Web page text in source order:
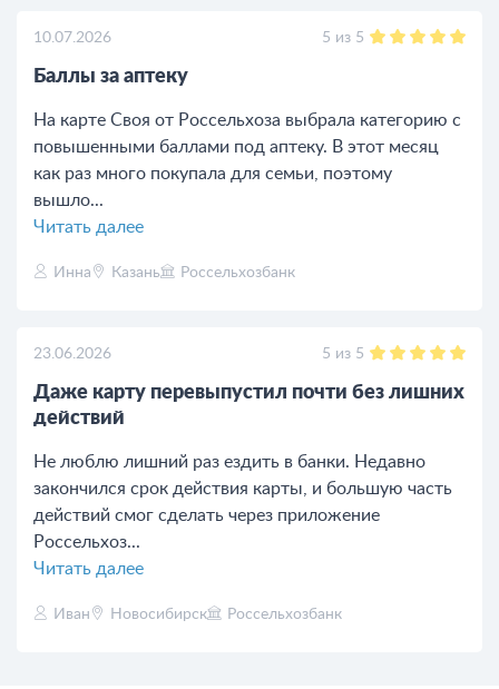
10.07.2026 5 из 5
Баллы за аптеку
На карте Своя от Россельхоза выбрала категорию с
повышенными баллами под аптеку. В этот месяц
как раз много покупала для семьи, поэтому
вышло...
Читать далее
Инна Казань Россельхозбанк
23.06.2026 5 из 5
Даже карту перевыпустил почти без лишних
действий
Не люблю лишний раз ездить в банки. Недавно
закончился срок действия карты, и большую часть
действий смог сделать через приложение
Россельхоз...
Читать далее
Иван Новосибирск Россельхозбанк